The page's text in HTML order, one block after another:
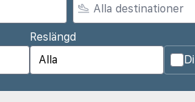
Reslängd